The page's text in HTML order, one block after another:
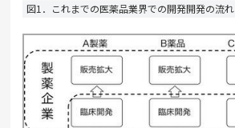
図1．これまでの医薬品業界での開発開発の流れ